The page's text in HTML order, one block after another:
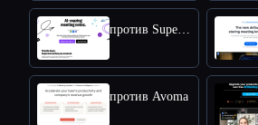
против Avoma